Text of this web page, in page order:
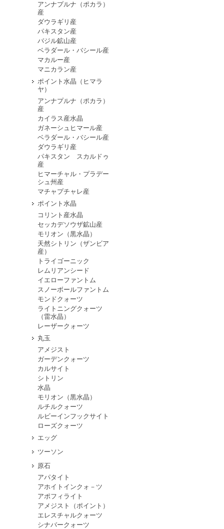
アンナプルナ（ポカラ）
産
ダウラギリ産
パキスタン産
バジル鉱山産
ベラダール・バシール産
マカルー産
マニカラン産
ポイント水晶（ヒマラ
ヤ）
アンナプルナ（ポカラ）
産
カイラス産水晶
ガネーシュヒマール産
ベラダール・バシール産
ダウラギリ産
パキスタン スカルドゥ
産
ヒマーチャル・プラデー
シュ州産
マチャプチャレ産
ポイント水晶
コリント産水晶
セッカデソウザ鉱山産
モリオン（黒水晶）
天然シトリン（ザンビア
産）
トライゴーニック
レムリアンシード
イエローファントム
スノーボールファントム
モンドクォーツ
ライトニングクォーツ
（雷水晶）
レーザークォーツ
丸玉
アメジスト
ガーデンクォーツ
カルサイト
シトリン
水晶
モリオン（黒水晶）
ルチルクォーツ
ルビーインフックサイト
ローズクォーツ
エッグ
ツーソン
原石
アパタイト
アホイトインクォ－ツ
アポフィライト
アメジスト（ポイント）
エレスチャルクォーツ
シナバークォーツ